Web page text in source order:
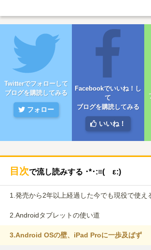
Twitterでフォローして
ブログを購読してみる
フォロー
Facebookでいいね！し
て
ブログを購読してみる
いいね！
目次で流し読みする ･*･:≡( ε:)
1. 発売から2年以上経過した今でも現役で使え
2. Androidタブレットの使い道
3.Android OSの壁、iPad Proに一歩及ばず